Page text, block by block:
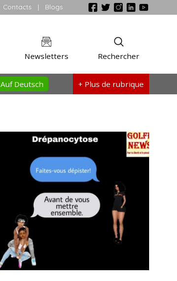
Contacts | Blogs
Rechercher
Newsletters
+ Plus de rubrique
Auf Deutsch